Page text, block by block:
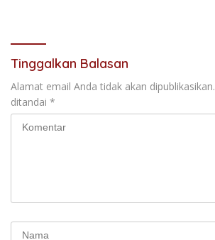
Tinggalkan Balasan
Alamat email Anda tidak akan dipublikasikan.
ditandai *